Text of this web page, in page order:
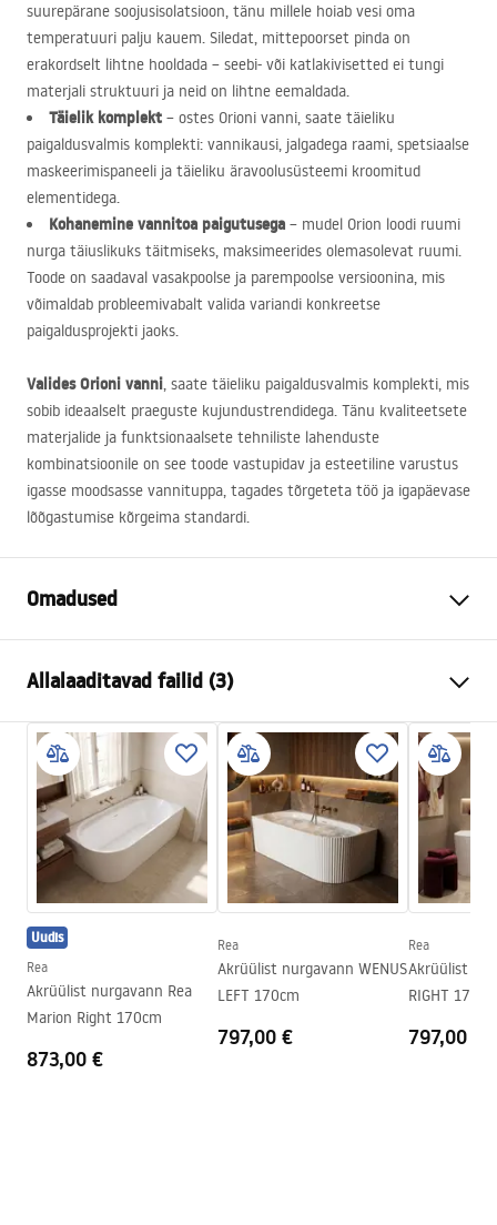
suurepärane soojusisolatsioon, tänu millele hoiab vesi oma
temperatuuri palju kauem. Siledat, mittepoorset pinda on
erakordselt lihtne hooldada – seebi- või katlakivisetted ei tungi
materjali struktuuri ja neid on lihtne eemaldada.
Täielik komplekt – ostes Orioni vanni, saate täieliku
paigaldusvalmis komplekti: vannikausi, jalgadega raami, spetsiaalse
maskeerimispaneeli ja täieliku äravoolusüsteemi kroomitud
elementidega.
Kohanemine vannitoa paigutusega – mudel Orion loodi ruumi
nurga täiuslikuks täitmiseks, maksimeerides olemasolevat ruumi.
Toode on saadaval vasakpoolse ja parempoolse versioonina, mis
võimaldab probleemivabalt valida variandi konkreetse
paigaldusprojekti jaoks.
Valides Orioni vanni, saate täieliku paigaldusvalmis komplekti, mis
sobib ideaalselt praeguste kujundustrendidega. Tänu kvaliteetsete
materjalide ja funktsionaalsete tehniliste lahenduste
kombinatsioonile on see toode vastupidav ja esteetiline varustus
igasse moodsasse vannituppa, tagades tõrgeteta töö ja igapäevase
lõõgastumise kõrgeima standardi.
Omadused
Värv
Materjal
Akrüül
Pikkus
1495
Laius
750mm
Kõrgus
560mm
Paigalduskülg
Vasak
Kork ja sifoon komplektis
Jah
Garantii
Allalaaditavad failid (3)
Turvalisuse teave
WARUNKI_BEZPIECZENSTWA_WANNY.pdf
Garantiitingimused
Warranty_Terms_and_Conditions_Bathtubs.pdf
Orion_160_170.pdf
Uudis
Rea
Akrüülist nurgavann Rea
Marion Right 170cm
873,00 €
Rea
Akrüülist nurgavann WENUS
LEFT 170cm
797,00 €
Rea
Akrüülist
RIGHT 170
797,00 €